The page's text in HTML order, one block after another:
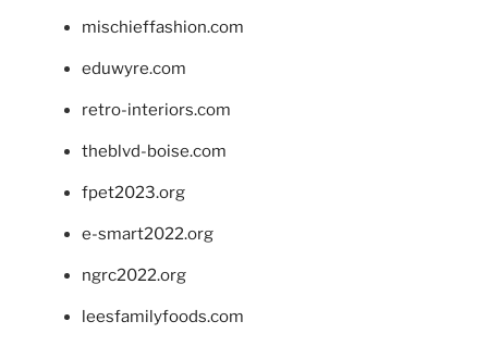
mischieffashion.com
eduwyre.com
retro-interiors.com
theblvd-boise.com
fpet2023.org
e-smart2022.org
ngrc2022.org
leesfamilyfoods.com